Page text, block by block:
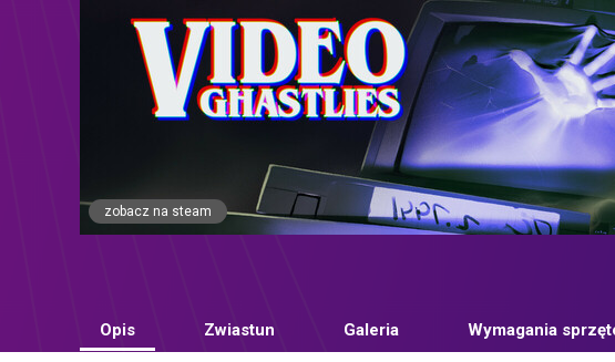
zobacz na steam
Opis Zwiastun Galeria Wymagania